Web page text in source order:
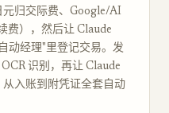
归交际费、Google/AI
费），然后让 Claude
动经理"里登记交易。发
识别，再让 Claude
入账到附凭证全套自动